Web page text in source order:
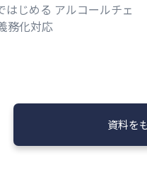
はじめる アルコールチェ
務化対応
資料を